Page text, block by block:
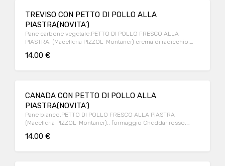
TREVISO CON PETTO DI POLLO ALLA
PIASTRA(NOVITA')
Pane carbone vegetale,PETTO DI POLLO FRESCO ALLA
PIASTRA. (Macelleria PIZZOL-Montaner) crema di radicchio,
14.00 €
CANADA CON PETTO DI POLLO ALLA
PIASTRA(NOVITA')
Pane bianco,PETTO DI POLLO FRESCO ALLA PIASTRA
(Macelleria PIZZOL-Montaner).. formaggio Cheddar rosso,
14.00 €